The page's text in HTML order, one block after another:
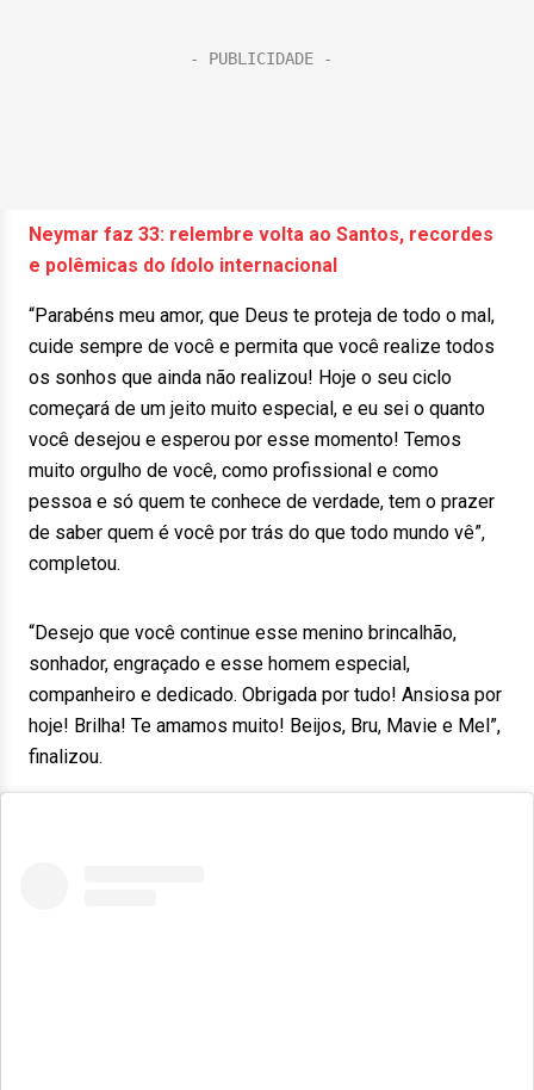
Neymar faz 33: relembre volta ao Santos, recordes
e polêmicas do ídolo internacional
“Parabéns meu amor, que Deus te proteja de todo o mal,
cuide sempre de você e permita que você realize todos
os sonhos que ainda não realizou! Hoje o seu ciclo
começará de um jeito muito especial, e eu sei o quanto
você desejou e esperou por esse momento! Temos
muito orgulho de você, como profissional e como
pessoa e só quem te conhece de verdade, tem o prazer
de saber quem é você por trás do que todo mundo vê”,
completou.
“Desejo que você continue esse menino brincalhão,
sonhador, engraçado e esse homem especial,
companheiro e dedicado. Obrigada por tudo! Ansiosa por
hoje! Brilha! Te amamos muito! Beijos, Bru, Mavie e Mel”,
finalizou.